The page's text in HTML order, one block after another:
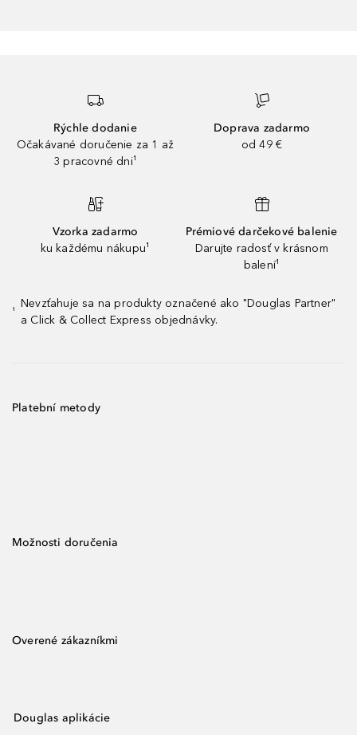
Rýchle dodanie
Očakávané doručenie za 1 až
3 pracovné dni¹
Doprava zadarmo
od 49 €
Vzorka zadarmo
ku každému nákupu¹
Prémiové darčekové balenie
Darujte radosť v krásnom
balení¹
¹
Nevzťahuje sa na produkty označené ako "Douglas Partner"
a Click & Collect Express objednávky.
Platební metody
Možnosti doručenia
Overené zákazníkmi
Douglas aplikácie